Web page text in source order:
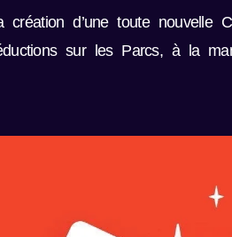
d’une toute nouvelle
sur les Parcs, à la